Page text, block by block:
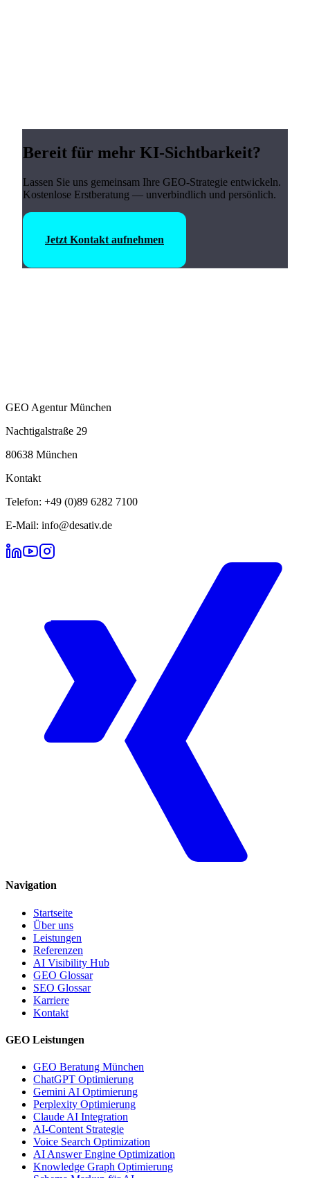
Bereit für mehr KI-Sichtbarkeit?
Lassen Sie uns gemeinsam Ihre GEO-Strategie entwickeln.
Kostenlose Erstberatung — unverbindlich und persönlich.
Jetzt Kontakt aufnehmen
GEO Agentur München
Nachtigalstraße 29
80638 München
Kontakt
Telefon: +49 (0)89 6282 7100
E-Mail: info@desativ.de
Navigation
Startseite
Über uns
Leistungen
Referenzen
AI Visibility Hub
GEO Glossar
SEO Glossar
Karriere
Kontakt
GEO Leistungen
GEO Beratung München
ChatGPT Optimierung
Gemini AI Optimierung
Perplexity Optimierung
Claude AI Integration
AI-Content Strategie
Voice Search Optimization
AI Answer Engine Optimization
Knowledge Graph Optimierung